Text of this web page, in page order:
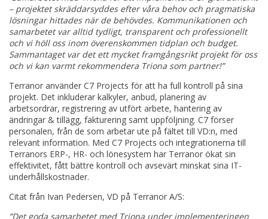
– projektet skräddarsyddes efter våra behov och pragmatiska
lösningar hittades när de behövdes. Kommunikationen och
samarbetet var alltid tydligt, transparent och professionellt
och vi höll oss inom överenskommen tidplan och budget.
Sammantaget var det ett mycket framgångsrikt projekt för oss
och vi kan varmt rekommendera Triona som partner!”
Terranor använder C7 Projects för att ha full kontroll på sina
projekt. Det inkluderar kalkyler, anbud, planering av
arbetsordrar, registrering av utfört arbete, hantering av
ändringar & tillägg, fakturering samt uppföljning. C7 förser
personalen, från de som arbetar ute på fältet till VD:n, med
relevant information. Med C7 Projects och integrationerna till
Terranors ERP-, HR- och lönesystem har Terranor ökat sin
effektivitet, fått bättre kontroll och avsevärt minskat sina IT-
underhållskostnader.
Citat från Ivan Pedersen, VD på Terranor A/S:
”Det goda samarbetet med Triona under implementeringen